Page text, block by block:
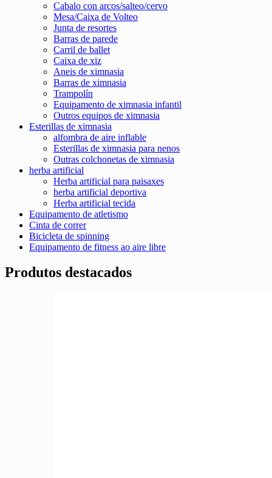
Cabalo con arcos/salteo/cervo
Mesa/Caixa de Volteo
Junta de resortes
Barras de parede
Carril de ballet
Caixa de xiz
Aneis de ximnasia
Barras de ximnasia
Trampolín
Equipamento de ximnasia infantil
Outros equipos de ximnasia
Esterillas de ximnasia
alfombra de aire inflable
Esterillas de ximnasia para nenos
Outras colchonetas de ximnasia
herba artificial
Herba artificial para paisaxes
herba artificial deportiva
Herba artificial tecida
Equipamento de atletismo
Cinta de correr
Bicicleta de spinning
Equipamento de fitness ao aire libre
Produtos destacados